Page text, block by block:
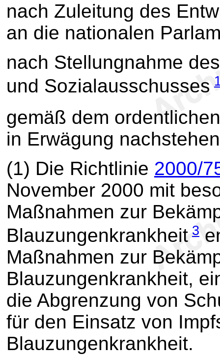
nach Zuleitung des
an die nationalen
nach Stellungnahme
und Sozialausschusses
gemäß dem
in Erwägung
(1) Die Richtlinie 2000/
November 2000 mit
Maßnahmen zur
Blauzungenkrankheit 3
Maßnahmen zur
Blauzungenkrankheit,
die Abgrenzung von
für den Einsatz von
Blauzungenkrankheit.